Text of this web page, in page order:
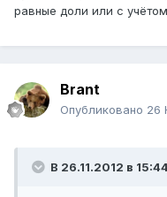
равные доли или с
Brant
Опубликовано 26
В 26.11.2012 в